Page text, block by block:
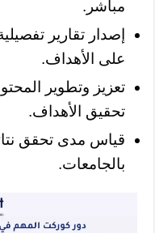
مباشر.
إصدار تقارير
على الأهداف.
تعزيز وتطوير
تحقيق الأهداف.
قياس مدى تحقق
بالجامعات.